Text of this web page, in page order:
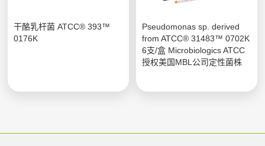
干酪乳杆菌 ATCC® 393™
0176K
Pseudomonas sp. derived
from ATCC® 31483™ 0702K
6支/盒 Microbiologics ATCC
授权美国MBL公司定性菌株